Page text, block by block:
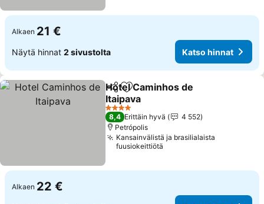
Alkaen 21 €
Näytä hinnat 2 sivustolta Katso hinnat
Jaa Lisää suosikkeihin
Hotel Caminhos de
Itaipava
Katso hinnat
4 Tähtiluokitus
8,4 Erittäin hyvä
4 552
Petrópolis
Kansainvälistä ja brasilialaista
fuusiokeittiötä
Alkaen 22 €